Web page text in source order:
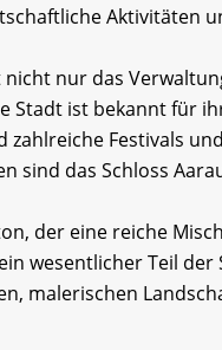
Aktivitäten
nur das
Stadt ist bekannt für
Festivals
sind das Schloss
der eine reiche
wesentlicher Teil der
malerischen